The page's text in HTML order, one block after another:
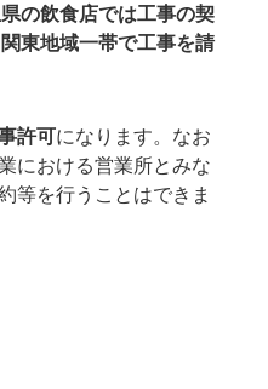
の飲食店では工事の契
東地域一帯で工事を請
許可になります。なお
における営業所とみな
等を行うことはできま